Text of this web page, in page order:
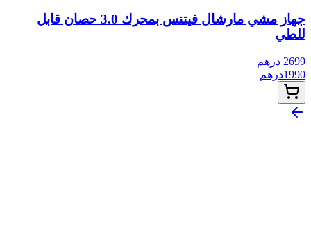
جهاز مشي مارشال فيتنس بمحرك 3.0 حصان قابل
للطي
2699 درهم
1990درهم